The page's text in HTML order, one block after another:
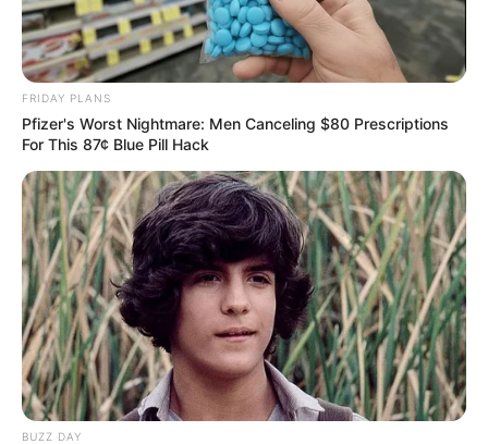
FRIDAY PLANS
Pfizer's Worst Nightmare: Men Canceling $80 Prescriptions
For This 87¢ Blue Pill Hack
BUZZ DAY